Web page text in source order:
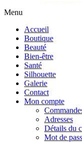
Menu
Accueil
Boutique
Beauté
Bien-être
Santé
Silhouette
Galerie
Contact
Mon compte
Adresses
Détails du
Mot de